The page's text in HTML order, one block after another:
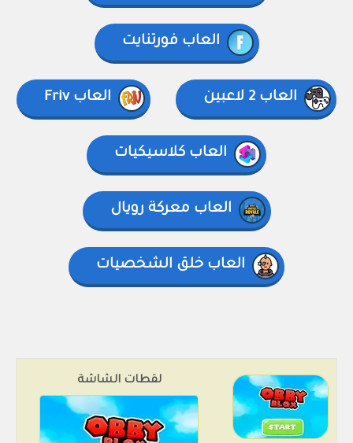
العاب فورتنايت
العاب 2 لاعبين العاب Friv
العاب كلاسيكيات
العاب معركة رويال
العاب خلق الشخصيات
لقطات الشاشة